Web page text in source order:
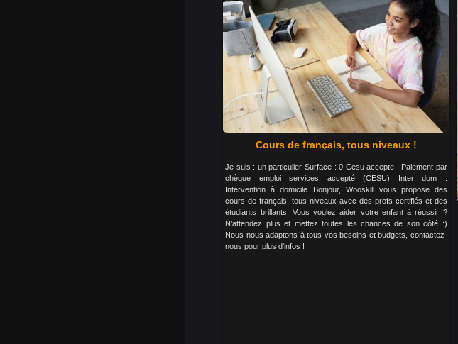
Cours de français, tous niveaux !
Je suis : un particulier Surface : 0 Cesu accepte : Paiement par
chèque emploi services accepté (CESU) Inter dom :
Intervention à domicile Bonjour, Wooskill vous propose des
cours de français, tous niveaux avec des profs certifiés et des
étudiants brillants. Vous voulez aider votre enfant à réussir ?
N’attendez plus et mettez toutes les chances de son côté :)
Nous nous adaptons à tous vos besoins et budgets, contactez-
nous pour plus d'infos !